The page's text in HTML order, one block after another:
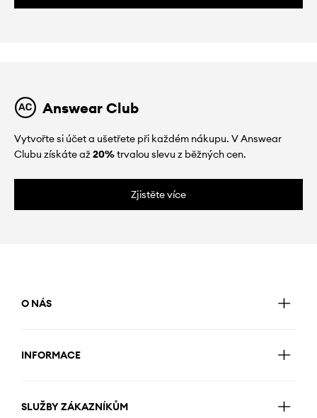
Answear Club
Vytvořte si účet a ušetřete při každém nákupu. V Answear
Clubu získáte až20%trvalou slevu z běžných cen.
Zjistěte více
O NÁS
INFORMACE
SLUŽBY ZÁKAZNÍKŮM